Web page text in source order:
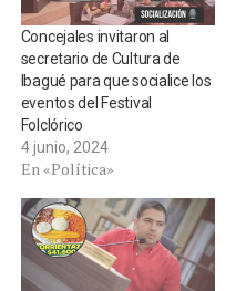
Concejales invitaron al
secretario de Cultura de
Ibagué para que socialice los
eventos del Festival
Folclórico
4 junio, 2024
En «Política»